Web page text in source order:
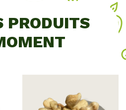
PRODUITS